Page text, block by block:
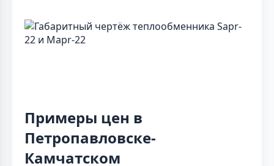
Примеры цен в
Петропавловске-
Камчатском